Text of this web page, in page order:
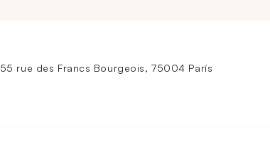
55 rue des Francs Bourgeois, 75004 París